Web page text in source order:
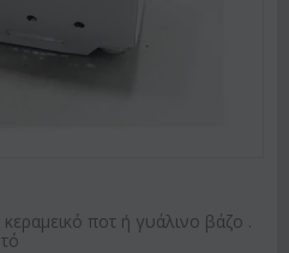
ποτ ή γυάλινο βάζο .